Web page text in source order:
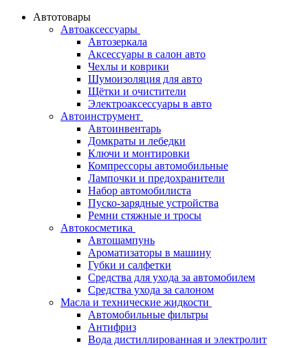
Автотовары
Автоаксессуары
Автозеркала
Аксессуары в салон авто
Чехлы и коврики
Шумоизоляция для авто
Щётки и очистители
Электроаксессуары в авто
Автоинструмент
Автоинвентарь
Домкраты и лебедки
Ключи и монтировки
Компрессоры автомобильные
Лампочки и предохранители
Набор автомобилиста
Пуско-зарядные устройства
Ремни стяжные и тросы
Автокосметика
Автошампунь
Ароматизаторы в машину
Губки и салфетки
Средства для ухода за автомобилем
Средства ухода за салоном
Масла и технические жидкости
Автомобильные фильтры
Антифриз
Вода дистиллированная и электролит